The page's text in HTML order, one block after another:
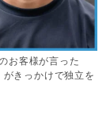
お客様が言った
がきっかけで独立を